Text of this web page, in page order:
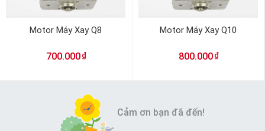
Motor Máy Xay Q8
700.000 ₫
Motor Máy Xay Q10
800.000 ₫
Cảm ơn bạn đã đến!